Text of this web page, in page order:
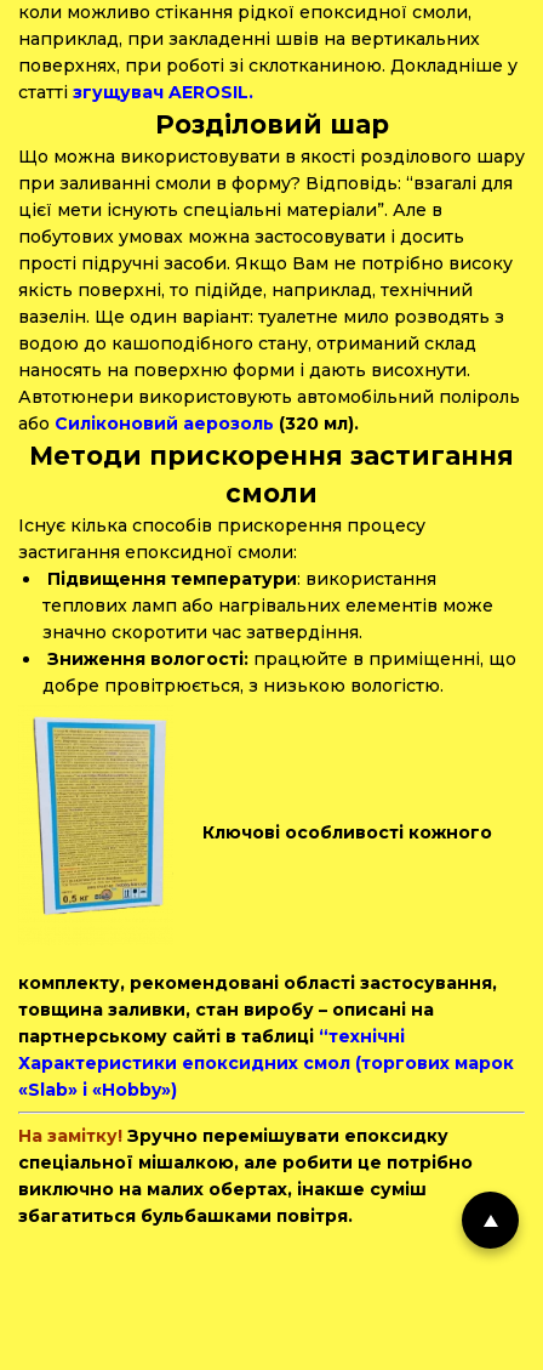
коли можливо стікання рідкої епоксидної смоли,
наприклад, при закладенні швів на вертикальних
поверхнях, при роботі зі склотканиною. Докладніше у
статті згущувач AEROSIL.
Розділовий шар
Що можна використовувати в якості розділового шару
при заливанні смоли в форму? Відповідь: “взагалі для
цієї мети існують спеціальні матеріали”. Але в
побутових умовах можна застосовувати і досить
прості підручні засоби. Якщо Вам не потрібно високу
якість поверхні, то підійде, наприклад, технічний
вазелін. Ще один варіант: туалетне мило розводять з
водою до кашоподібного стану, отриманий склад
наносять на поверхню форми і дають висохнути.
Автотюнери використовують автомобільний поліроль
або Силіконовий аерозоль (320 мл).
Методи прискорення застигання
смоли
Існує кілька способів прискорення процесу
застигання епоксидної смоли:
Підвищення температури: використання
теплових ламп або нагрівальних елементів може
значно скоротити час затвердіння.
Зниження вологості: працюйте в приміщенні, що
добре провітрюється, з низькою вологістю.
Ключові особливості кожного
комплекту, рекомендовані області застосування,
товщина заливки, стан виробу – описані на
партнерському сайті в таблиці “технічні
Характеристики епоксидних смол (торгових марок
«Slab» і «Hobby»)
На замітку! Зручно перемішувати епоксидку
спеціальної мішалкою, але робити це потрібно
виключно на малих обертах, інакше суміш
збагатиться бульбашками повітря.